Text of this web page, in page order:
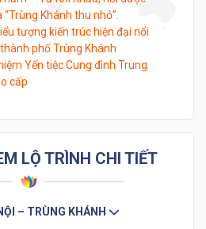
Khánh thu nhỏ”.
tượng kiến trúc hiện đại nổi
phố Trùng Khánh
Yến tiệc Cung đình Trung
cấp
LỘ TRÌNH CHI TIẾT
– TRÙNG KHÁNH